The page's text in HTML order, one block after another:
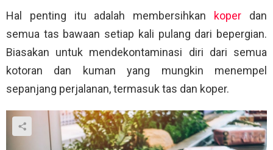
Hal penting itu adalah membersihkan koper dan
semua tas bawaan setiap kali pulang dari bepergian.
Biasakan untuk mendekontaminasi diri dari semua
kotoran dan kuman yang mungkin menempel
sepanjang perjalanan, termasuk tas dan koper.